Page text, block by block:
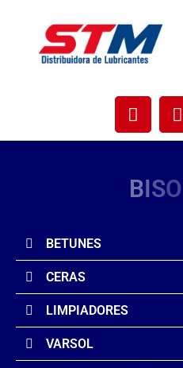
BISO
BETUNES
CERAS
LIMPIADORES
VARSOL